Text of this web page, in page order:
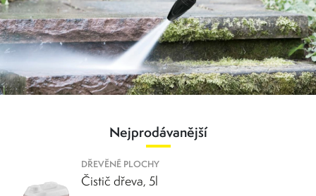
Nejprodávanější
DŘEVĚNÉ PLOCHY
Čistič dřeva, 5l